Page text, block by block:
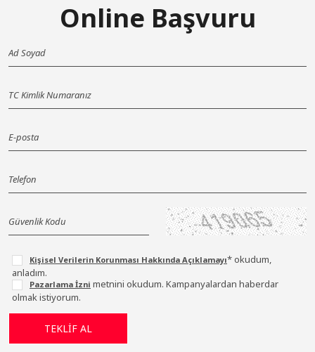
Online Başvuru
Kişisel Verilerin Korunması Hakkında Açıklamayı* okudum,
anladım.
Pazarlama İzni metnini okudum. Kampanyalardan haberdar
olmak istiyorum.